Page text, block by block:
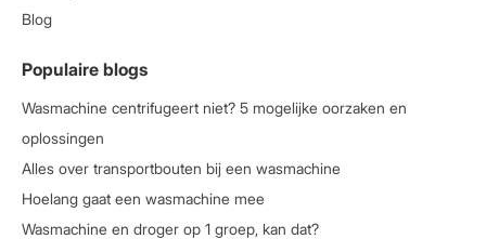
Blog
Populaire blogs
Wasmachine centrifugeert niet? 5 mogelijke oorzaken en
oplossingen
Alles over transportbouten bij een wasmachine
Hoelang gaat een wasmachine mee
Wasmachine en droger op 1 groep, kan dat?